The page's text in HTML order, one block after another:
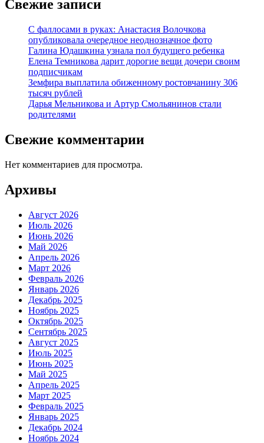
Свежие записи
С фаллосами в руках: Анастасия Волочкова
опубликовала очередное неоднозначное фото
Галина Юдашкина узнала пол будущего ребенка
Елена Темникова дарит дорогие вещи дочери своим
подписчикам
Земфира выплатила обиженному ростовчанину 306
тысяч рублей
Дарья Мельникова и Артур Смольянинов стали
родителями
Свежие комментарии
Нет комментариев для просмотра.
Архивы
Август 2026
Июль 2026
Июнь 2026
Май 2026
Апрель 2026
Март 2026
Февраль 2026
Январь 2026
Декабрь 2025
Ноябрь 2025
Октябрь 2025
Сентябрь 2025
Август 2025
Июль 2025
Июнь 2025
Май 2025
Апрель 2025
Март 2025
Февраль 2025
Январь 2025
Декабрь 2024
Ноябрь 2024